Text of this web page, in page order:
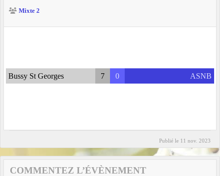
Mixte 2
Bussy St Georges 7 0 ASNB
Publié le 11 nov. 2023
COMMENTEZ L’ÉVÈNEMENT